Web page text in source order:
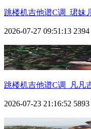
跳楼机吉他谱C调_珺妹
2026-07-27 09:51:13
跳楼机吉他谱C调_凡凡
2026-07-23 21:16:52